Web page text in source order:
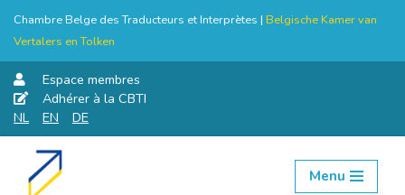
Chambre Belge des Traducteurs et Interprètes | Belgische Kamer van
Vertalers en Tolken
Espace membres
Adhérer à la CBTI
NL
EN DE
Aller
Menu